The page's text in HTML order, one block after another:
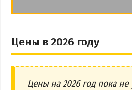
Цены в 2026 году
Цены на 2026 год пока